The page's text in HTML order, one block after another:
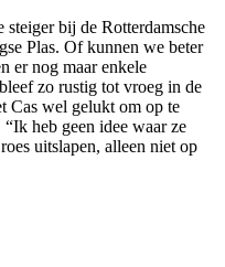
steiger bij de Rotterdamsche
Plas. Of kunnen we beter
er nog maar enkele
zo rustig tot vroeg in de
Cas wel gelukt om op te
heb geen idee waar ze
uitslapen, alleen niet op